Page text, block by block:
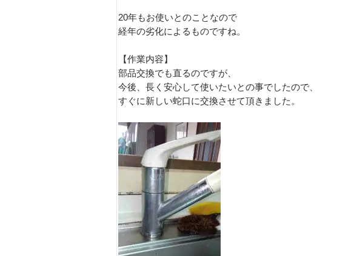
20年もお使いとのことなので
経年の劣化によるものですね。
【作業内容】
部品交換でも直るのですが、
今後、長く安心して使いたいとの事でしたので、
すぐに新しい蛇口に交換させて頂きました。